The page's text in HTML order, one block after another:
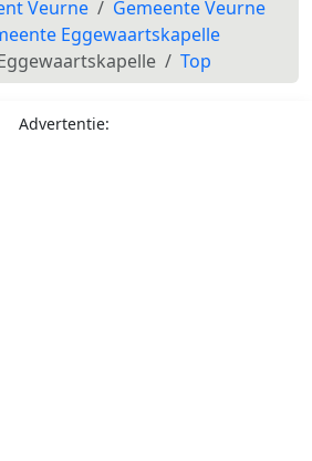
Veurne
Gemeente Veurne
Eggewaartskapelle
Top
Advertentie: